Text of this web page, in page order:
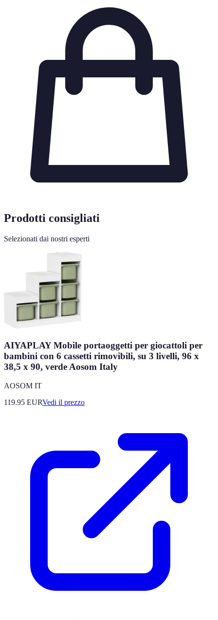
Prodotti consigliati
Selezionati dai nostri esperti
AIYAPLAY Mobile portaoggetti per giocattoli per
bambini con 6 cassetti rimovibili, su 3 livelli, 96 x
38,5 x 90, verde Aosom Italy
AOSOM IT
119.95 EURVedi il prezzo